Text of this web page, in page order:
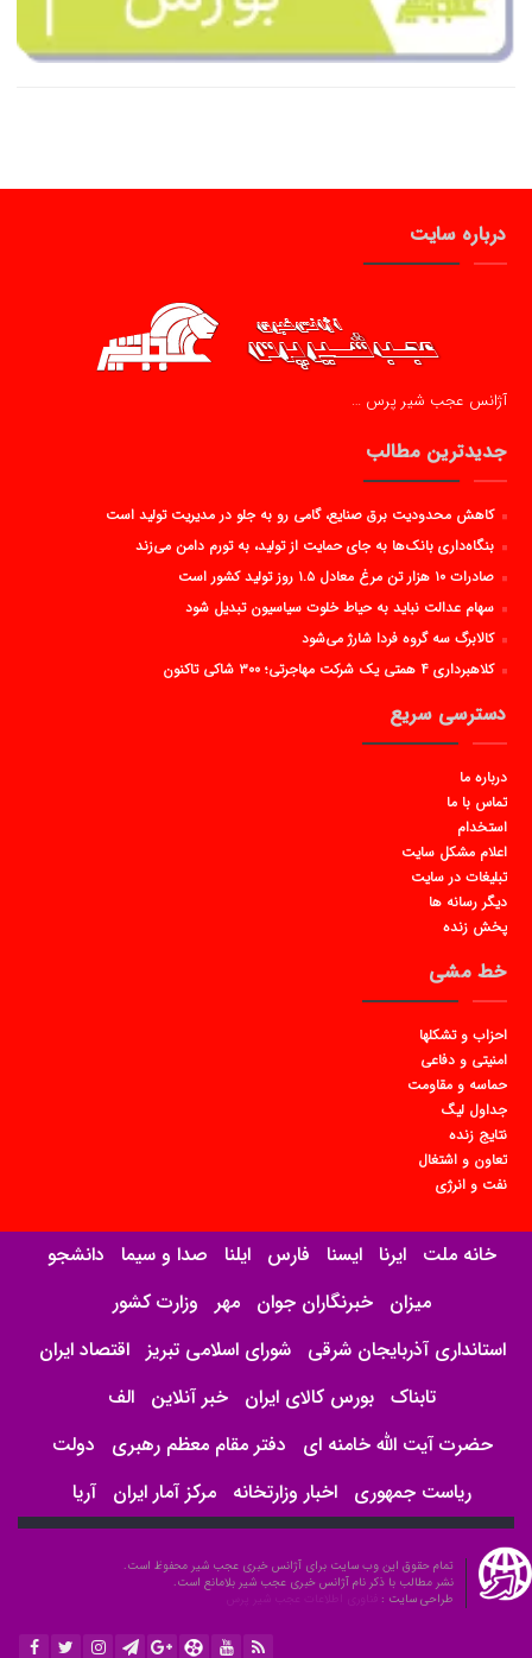
درباره سایت
آژانس عجب شیر پرس …
جدیدترین مطالب
کاهش محدودیت برق صنایع، گامی رو به جلو در مدیریت تولید است
بنگاه‌داری بانک‌ها به جای حمایت از تولید، به تورم دامن می‌زند
صادرات ۱۰ هزار تن مرغ معادل ۱.۵ روز تولید کشور است
سهام عدالت نباید به حیاط خلوت سیاسیون تبدیل شود
کالابرگ سه گروه فردا شارژ می‌شود
کلاهبرداری ۴ همتی یک شرکت مهاجرتی؛ ۳۰۰ شاکی تاکنون
دسترسی سریع
درباره ما
تماس با ما
استخدام
اعلام مشکل سایت
تبلیغات در سایت
دیگر رسانه ها
پخش زنده
خط مشی
احزاب و تشکلها
امنیتی و دفاعی
حماسه و مقاومت
جداول لیگ
نتایج زنده
تعاون و اشتغال
نفت و انرژی
خانه ملت ایرنا ایسنا فارس ایلنا صدا و سیما دانشجو
میزان خبرنگاران جوان مهر
وزارت کشور
استانداری آذربایجان شرقی
شورای اسلامی تبریز
اقتصاد ایران
تابناک بورس کالای ایران خبر آنلاین الف
حضرت آیت الله خامنه ای
دفتر مقام معظم رهبری
دولت
ریاست جمهوری اخبار وزارتخانه مرکز آمار ایران آریا
تمام حقوق این وب سایت برای آژانس خبری عجب شیر محفوظ است.
نشر مطالب با ذکر نام آژانس خبری عجب شیر بلامانع است.
طراحی سایت : فناوری اطلاعات عجب شیر پرس